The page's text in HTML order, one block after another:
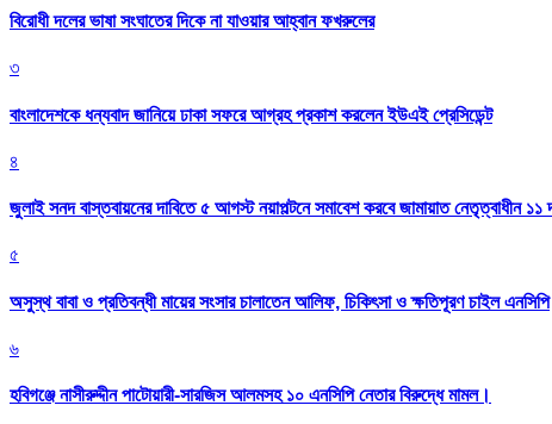
বিরোধী দলের ভাষা সংঘাতের দিকে না যাওয়ার আহ্বান ফখরুলের
৩
বাংলাদেশকে ধন্যবাদ জানিয়ে ঢাকা সফরে আগ্রহ প্রকাশ করলেন ইউএই প্রেসিডেন্ট
৪
জুলাই সনদ বাস্তবায়নের দাবিতে ৫ আগস্ট নয়াপল্টনে সমাবেশ করবে জামায়াত নেতৃত্বাধীন ১১
৫
অসুস্থ বাবা ও প্রতিবন্ধী মায়ের সংসার চালাতেন আলিফ, চিকিৎসা ও ক্ষতিপূরণ চাইল এনসিপি
৬
হবিগঞ্জে নাসীরুদ্দীন পাটোয়ারী-সারজিস আলমসহ ১০ এনসিপি নেতার বিরুদ্ধে মামল।